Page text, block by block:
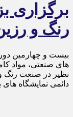
برگزاری
رنگ و
بیست و چهارمین
های صنعتی، مواد
دائمی نمایشگاه‌ های